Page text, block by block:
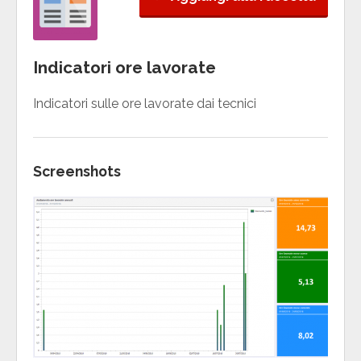
Indicatori ore lavorate
Indicatori sulle ore lavorate dai tecnici
Screenshots